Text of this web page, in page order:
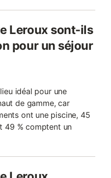
Leroux sont-ils
pour un séjour
idéal pour une
de gamme, car
ont une piscine, 45
49 % comptent un